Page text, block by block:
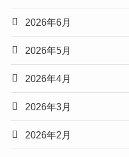
2026年6月
2026年5月
2026年4月
2026年3月
2026年2月